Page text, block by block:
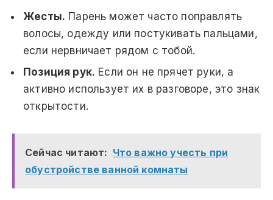
Жесты. Парень может часто поправлять
волосы, одежду или постукивать пальцами,
если нервничает рядом с тобой.
Позиция рук. Если он не прячет руки, а
активно использует их в разговоре, это знак
открытости.
Сейчас читают: Что важно учесть при
обустройстве ванной комнаты